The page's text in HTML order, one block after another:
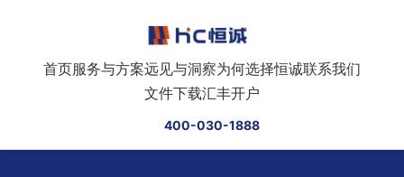
首页服务与方案远见与洞察为何选择恒诚联系我们
文件下载汇丰开户
400-030-1888